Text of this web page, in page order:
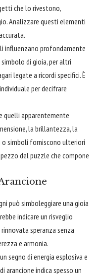
che lo rivestono,
Analizzare questi elementi
influenzano profondamente
di gioia, per altri
legate a ricordi specifici. È
per decifrare
quelli apparentemente
la brillantezza, la
simboli forniscono ulteriori
del puzzle che compone
può simboleggiare una gioia
indicare un risveglio
speranza senza
e armonia.
segno di energia esplosiva e
arancione indica spesso un